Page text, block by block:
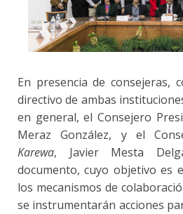
En presencia de consejeras,
directivo de ambas
en general, el Consejero
Meraz González, y el
Karewa, Javier Mesta
documento, cuyo objetivo es
los mecanismos de
se instrumentarán acciones